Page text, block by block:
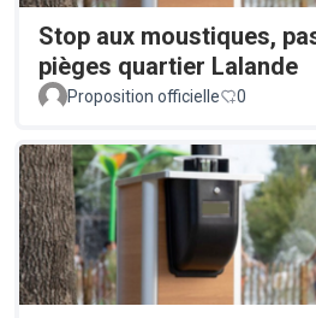
Stop aux moustiques,
pièges quartier Lalande
Proposition officielle 0